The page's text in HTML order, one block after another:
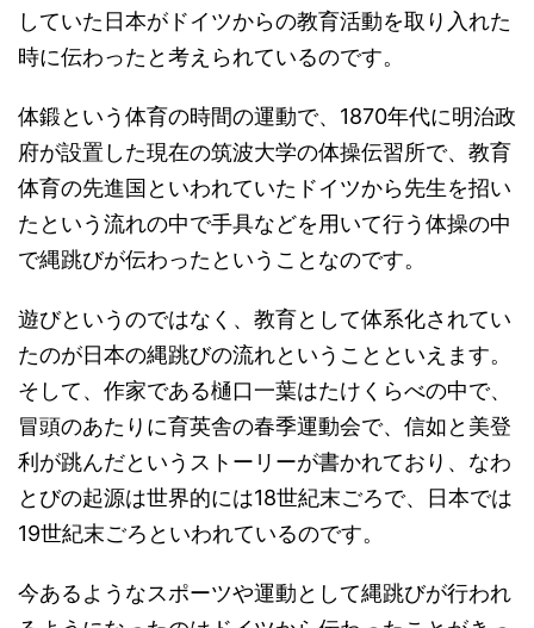
していた日本がドイツからの教育活動を取り入れた
時に伝わったと考えられているのです。
体鍛という体育の時間の運動で、1870年代に明治政
府が設置した現在の筑波大学の体操伝習所で、教育
体育の先進国といわれていたドイツから先生を招い
たという流れの中で手具などを用いて行う体操の中
で縄跳びが伝わったということなのです。
遊びというのではなく、教育として体系化されてい
たのが日本の縄跳びの流れということといえます。
そして、作家である樋口一葉はたけくらべの中で、
冒頭のあたりに育英舎の春季運動会で、信如と美登
利が跳んだというストーリーが書かれており、なわ
とびの起源は世界的には18世紀末ごろで、日本では
19世紀末ごろといわれているのです。
今あるようなスポーツや運動として縄跳びが行われ